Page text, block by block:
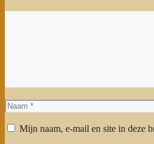
Naam
Mijn naam, e-mail en site in deze